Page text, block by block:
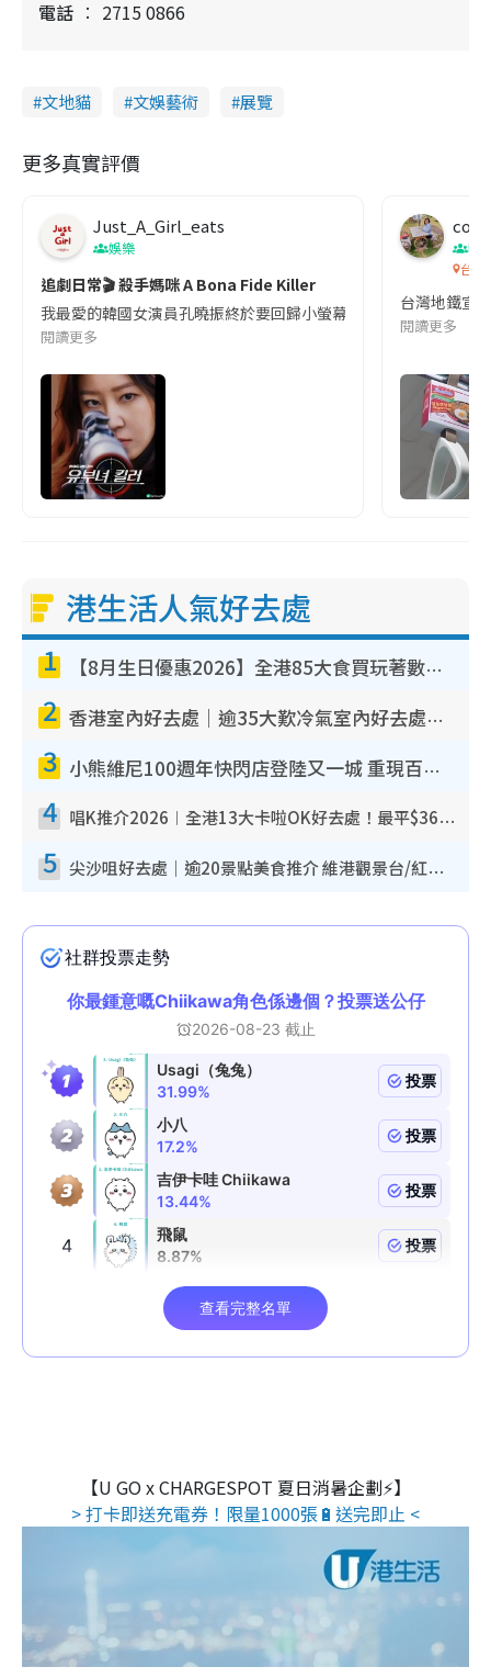
電話 2715 0866
文地貓 文娛藝術 展覽
更多真實評價
Just_A_Girl_eats
娛樂
追劇日常🎬 殺手媽咪 A Bona Fide Killer
我最愛的韓國女演員孔曉振終於要回歸小螢幕啦!這次的劇本改編
閱讀更多
co
吹
台灣
台灣地鐵宣
閱讀更多
港生活人氣好去處
1 【8月生日優惠2026】全港85大食買玩著數攻略 自助餐/火鍋放題同行免費＋誠品/DONKI送現金券
2 香港室內好去處｜逾35大歎冷氣室內好去處推介 室內活動免費避雨無懼落雨
3 小熊維尼100週年快閃店登陸又一城 重現百畝森林經典場景／獨家限定盲盒登場／專屬DIY香水
4 唱K推介2026︱全港13大卡啦OK好去處！最平$36起 日文K都有！(附地址+收費詳情)
5 尖沙咀好去處｜逾20景點美食推介 維港觀景台/紅磚古蹟/九龍公園/室內遊樂場
【U GO x CHARGESPOT 夏日消暑企劃⚡】
> 打卡即送充電券！限量1000張🔋送完即止 <